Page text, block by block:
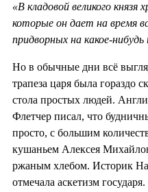
«В кладовой великого
которые он дает на время
придворных на какое-
Но в обычные дни всё
трапеза царя была гораздо
стола простых людей.
Флетчер писал, что
просто, с большим
кушаньем Алексея
ржаным хлебом. Историк
отмечала аскетизм